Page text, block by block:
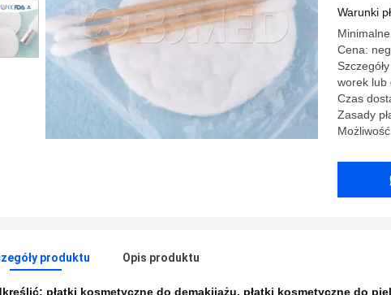
Warunki
Cena:
worek lub
Czas
Zasady
produktu Opis produktu
płatki kosmetyczne do demakijażu, płatki kosmetyczne do